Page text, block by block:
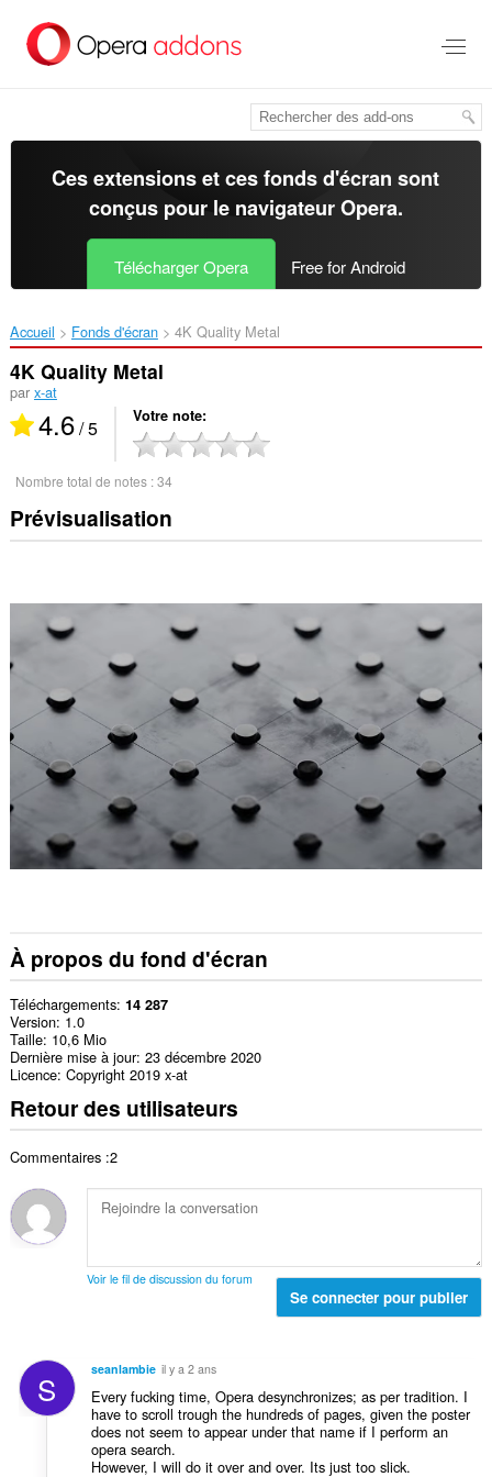
contenu
Ces extensions et ces fonds d'écran sont
conçus pour le navigateur Opera.
Télécharger Opera Free for Android
Accueil Fonds d'écran 4K Quality Metal‎
4K Quality Metal
par x-at
4.6/ 5 Votre note
Nombre total de notes :34
Prévisualisation
À propos du fond d'écran
Téléchargements 14 287
Version 1.0
Taille 10,6 Mio
Dernière mise à jour 23 décembre 2020
Licence Copyright 2019 x-at
Retour des utilisateurs
Commentaires :2
Voir le fil de discussion du forum
Se connecter pour publier
S seanlambie il y a 2 ans
Every fucking time, Opera desynchronizes; as per tradition. I
have to scroll trough the hundreds of pages, given the poster
does not seem to appear under that name if I perform an
opera search.
However, I will do it over and over. Its just too slick.